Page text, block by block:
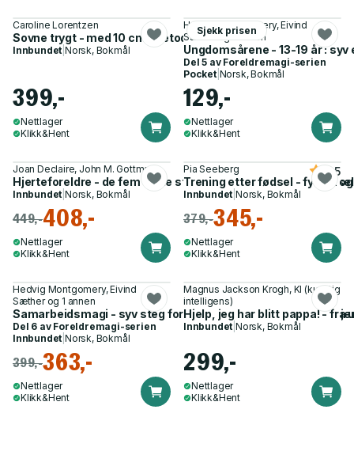
Caroline Lorentzen
Sovne trygt - med 10 cm-metoden
Innbundet |Norsk, Bokmål
399,-
Nettlager
Klikk&Hent
Sjekk prisen
Hedvig Montgomery, Eivind
Sæther og 1 annen
Ungdomsårene - 13-19 år :
Del 5 av Foreldremagi-serien
Pocket| Norsk, Bokmål
129,-
Nettlager
Klikk&Hent
Joan Declaire, John M. Gottman
Hjerteforeldre - de fem enkle stegene som bygger barnets
Innbundet |Norsk, Bokmål
449,-408,-
Nettlager
Klikk&Hent
Pia Seeberg
Trening etter fødsel - fysisk
4.5
Innbundet |Norsk, Bokmål
379,-345,-
Nettlager
Klikk&Hent
Hedvig Montgomery, Eivind
Sæther og 1 annen
Samarbeidsmagi - syv steg for å oppdra lykkelige barn i to
Del 6 av Foreldremagi-serien
Innbundet |Norsk, Bokmål
399,-363,-
Nettlager
Klikk&Hent
Magnus Jackson Krogh, KI (kunstig
intelligens)
Hjelp, jeg har blitt pappa! - fra
Innbundet |Norsk, Bokmål
299,-
Nettlager
Klikk&Hent